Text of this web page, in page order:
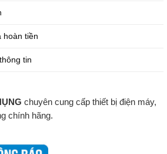
hoàn tiền
tin
chuyên cung cấp thiết bị điện máy,
chính hãng.